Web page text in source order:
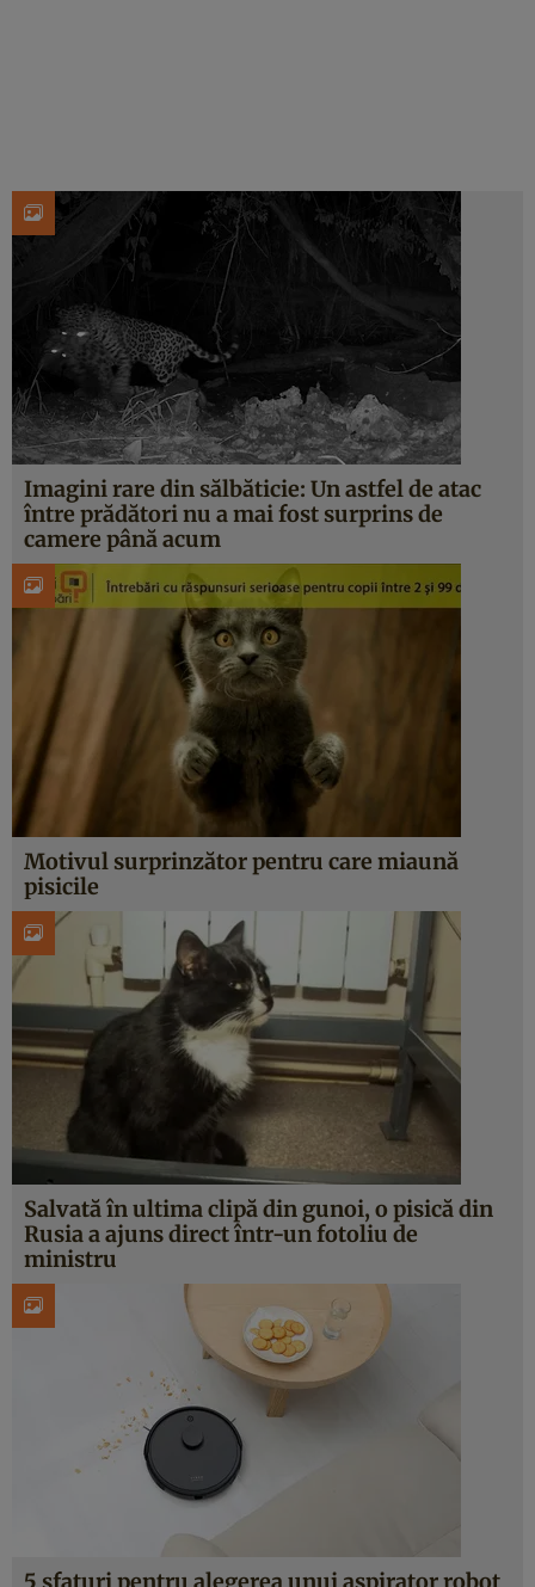
Imagini rare din sălbăticie: Un astfel de atac
între prădători nu a mai fost surprins de
camere până acum
Motivul surprinzător pentru care miaună
pisicile
Salvată în ultima clipă din gunoi, o pisică din
Rusia a ajuns direct într-un fotoliu de
ministru